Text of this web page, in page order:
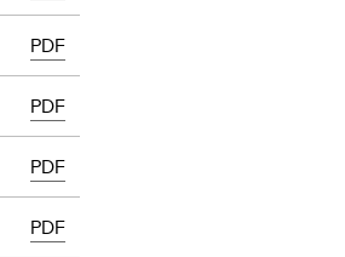
PDF
PDF
PDF
PDF